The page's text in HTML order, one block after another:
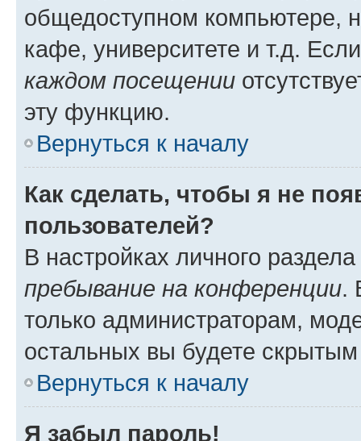
общедоступном компьютере,
кафе, университете и т.д.
каждом посещении
эту функцию.
Вернуться к началу
Как сделать, чтобы я не
пользователей?
В настройках личного
пребывание на конференции.
только администраторам,
остальных вы будете
Вернуться к началу
Я забыл пароль!